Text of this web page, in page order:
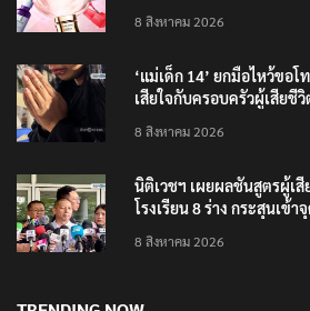
8 สิงหาคม 2026
‘แม่เด็ก 14’ ยกมือไหว้ขอ
เสียใจกับครอบครัวผู้เสียชีวิ
8 สิงหาคม 2026
นิติเวชฯ เผยผลชันสูตรผู้เ
โรงเรียน 8 ร่าง กระสุนเข้
8 สิงหาคม 2026